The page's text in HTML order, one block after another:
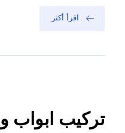
اقرأ أكثر
تركيب ابواب